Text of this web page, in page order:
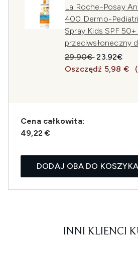
La Roche-Posay
400 Dermo-
Spray Kids SPF
przeciwsłoneczny
Sugerowana cena
29.90€Aktualna
23.92€
Oszczędź 5,98 €
Cena całkowita:
49,22 €
DODAJ OBA DO KOSZYKA
INNI KLIENCI